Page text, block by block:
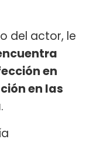
del actor, le
en
en las
.